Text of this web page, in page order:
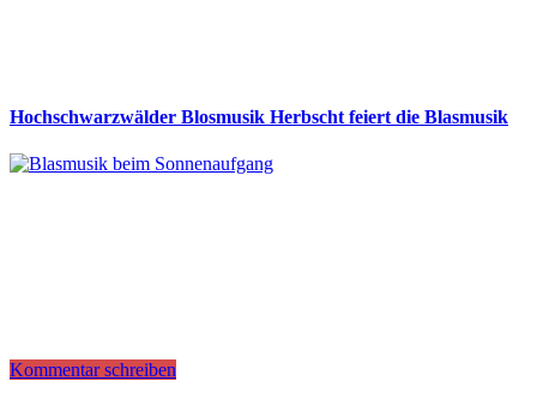
Hochschwarzwälder Blosmusik Herbscht feiert die Blasmusik
Kommentar schreiben